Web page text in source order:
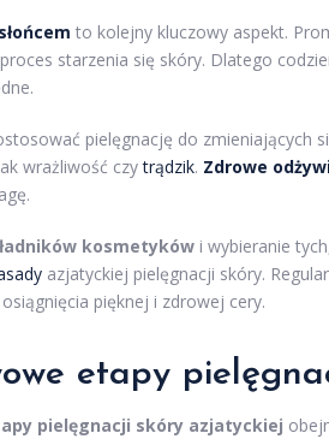
to kolejny kluczowy aspekt.
starzenia się skóry. Dlatego
pielęgnację do zmieniających
wrażliwość czytrądzik. Zdrowe
kosmetyków i wybieranie
azjatyckiej pielęgnacji skóry.
pięknej i zdrowej cery.
etapy
pielęgnacji skóry azjatyckiej